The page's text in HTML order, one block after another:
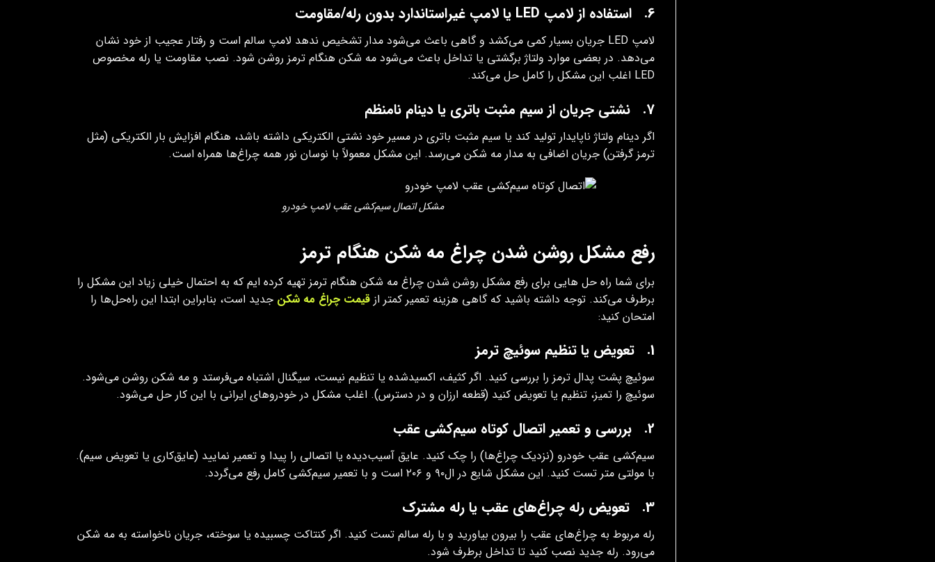
6. استفاده از لامپ LED یا لامپ غیراستاندارد بدون رله/مقاومت
لامپ LED جریان بسیار کمی می‌کشد و گاهی باعث می‌شود مدار تشخیص ندهد لامپ سالم است و رفتار عجیب از خود نشان
می‌دهد. در بعضی موارد ولتاژ برگشتی یا تداخل باعث می‌شود مه شکن هنگام ترمز روشن شود. نصب مقاومت یا رله مخصوص
LED اغلب این مشکل را کامل حل می‌کند.
7. نشتی جریان از سیم مثبت باتری یا دینام نامنظم
اگر دینام ولتاژ ناپایدار تولید کند یا سیم مثبت باتری در مسیر خود نشتی الکتریکی داشته باشد، هنگام افزایش بار الکتریکی (مثل
ترمز گرفتن) جریان اضافی به مدار مه شکن می‌رسد. این مشکل معمولاً با نوسان نور همه چراغ‌ها همراه است.
مشکل اتصال سیم‌کشی عقب لامپ خودرو
رفع مشکل روشن شدن چراغ مه شکن هنگام ترمز
برای شما راه حل هایی برای رفع مشکل روشن شدن چراغ مه شکن هنگام ترمز تهیه کرده ایم که به احتمال خیلی زیاد این مشکل را
برطرف می‌کند. توجه داشته باشید که گاهی هزینه تعمیر کمتر از قیمت چراغ مه شکن جدید است، بنابراین ابتدا این راه‌حل‌ها را
امتحان کنید:
1. تعویض یا تنظیم سوئیچ ترمز
سوئیچ پشت پدال ترمز را بررسی کنید. اگر کثیف، اکسیدشده یا تنظیم نیست، سیگنال اشتباه می‌فرستد و مه شکن روشن می‌شود.
سوئیچ را تمیز، تنظیم یا تعویض کنید (قطعه ارزان و در دسترس). اغلب مشکل در خودروهای ایرانی با این کار حل می‌شود.
2. بررسی و تعمیر اتصال کوتاه سیم‌کشی عقب
سیم‌کشی عقب خودرو (نزدیک چراغ‌ها) را چک کنید. عایق آسیب‌دیده یا اتصالی را پیدا و تعمیر نمایید (عایق‌کاری یا تعویض سیم).
با مولتی‌ متر تست کنید. این مشکل شایع در ال۹۰ و ۲۰۶ است و با تعمیر سیم‌کشی کامل رفع می‌گردد.
3. تعویض رله چراغ‌های عقب یا رله مشترک
رله مربوط به چراغ‌های عقب را بیرون بیاورید و با رله سالم تست کنید. اگر کنتاکت چسبیده یا سوخته، جریان ناخواسته به مه شکن
می‌رود. رله جدید نصب کنید تا تداخل برطرف شود.